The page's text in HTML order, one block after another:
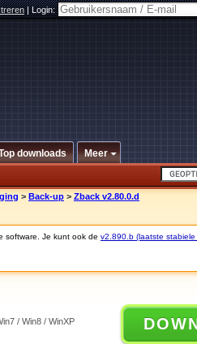
|Login:
downloads Meer
> Back-up > Zback v2.80.0.d
software. Je kunt ook de v2.890.b (laatste stabiele
/ Win8 / WinXP